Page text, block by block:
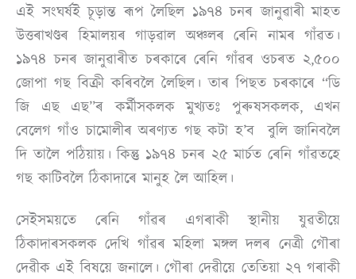
এই সংঘৰ্ষই চূড়ান্ত ৰূপ লৈছিল ১৯৭৪ চনৰ জানুৱাৰী মাহত
উত্তৰাখণ্ডৰ হিমালয়ৰ গাড়ৱাল অঞ্চলৰ ৰেনি নামৰ গাঁৱত।
১৯৭৪ চনৰ জানুৱাৰীত চৰকাৰে ৰেনি গাঁৱৰ ওচৰত ২,৫০০
জোপা গছ বিক্ৰী কৰিবলৈ লৈছিল। তাৰ পিছত চৰকাৰে “ডি
জি এছ এছ”ৰ কৰ্মীসকলক মুখ্যতঃ পুৰুষসকলক, এখন
বেলেগ গাঁও চামোলীৰ অৰণ্যত গছ কটা হ’ব বুলি জানিবলৈ
দি তালৈ পঠিয়ায়। কিন্তু ১৯৭৪ চনৰ ২৫ মাৰ্চত ৰেনি গাঁৱতহে
গছ কাটিবলৈ ঠিকাদাৰে মানুহ লৈ আহিল।
সেইসময়তে ৰেনি গাঁৱৰ এগৰাকী স্থানীয় যুৱতীয়ে
ঠিকাদাৰসকলক দেখি গাঁৱৰ মহিলা মঙ্গল দলৰ নেত্ৰী গৌৰা
দেৱীক এই বিষয়ে জনালে। গৌৰা দেৱীয়ে তেতিয়া ২৭ গৰাকী